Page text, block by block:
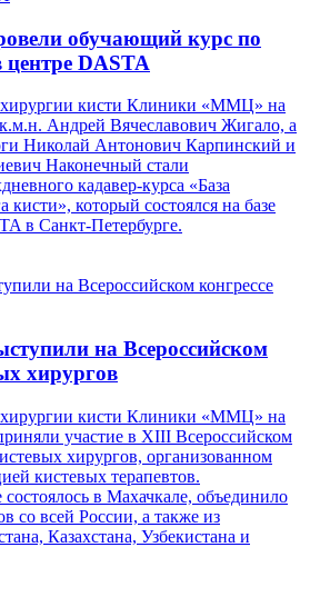
обучающий курс по
DASTA
хирургии кисти Клиники «ММЦ» на
Андрей Вячеславович Жигало, а
Николай Антонович Карпинский и
Наконечный стали
кадавер-курса «База
кисти», который состоялся на базе
в Санкт-Петербурге.
на Всероссийском
хирургов
кисти Клиники «ММЦ» на
участие в XIII Всероссийском
хирургов, организованном
кистевых терапевтов.
в Махачкале, объединило
со всей России, а также из
Казахстана, Узбекистана и